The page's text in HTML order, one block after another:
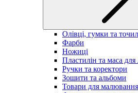
Олівці, гумки та
Фарби
Ножиці
Пластилін та маса для
Ручки та коректори
Зошити та альбоми
Товари для малювання